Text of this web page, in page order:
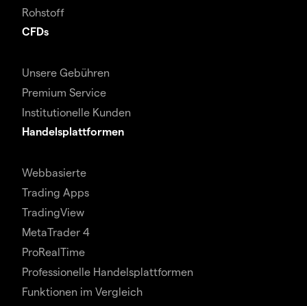
Rohstoff
CFDs
Unsere Gebühren
Premium Service
Institutionelle Kunden
Handelsplattformen
Webbasierte
Trading Apps
TradingView
MetaTrader 4
ProRealTime
Professionelle Handelsplattformen
Funktionen im Vergleich